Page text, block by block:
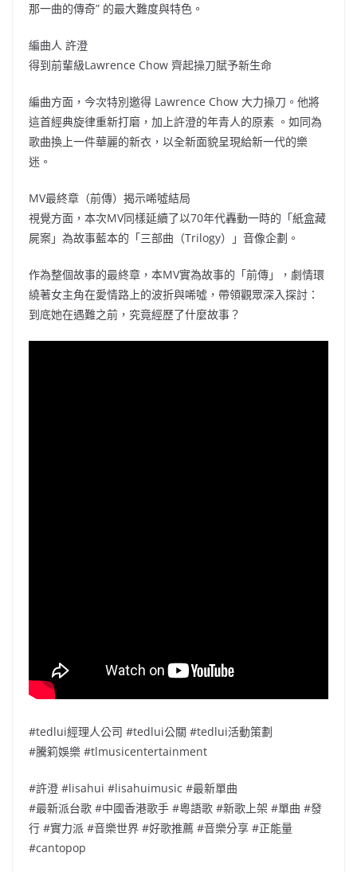
那一曲的傳奇” 的最大難度與特色。
編曲人 許澄
得到前輩級Lawrence Chow 齊起操刀賦予新生命
編曲方面，今次特別邀得 Lawrence Chow 大力操刀。他將
這首經典旋律重新打磨，加上許澄的年青人的原素 。如同為
歌曲換上一件華麗的新衣，以全新面貌呈現給新一代的樂
迷。
MV最終章（前傳）揭示唏噓結局
視覺方面，本次MV同樣延續了以70年代轟動一時的「紙盒藏
屍案」為故事藍本的「三部曲（Trilogy）」音像企劃。
作為整個故事的最終章，本MV實為故事的「前傳」，劇情環
繞著女主角在愛情路上的波折與唏噓，帶領觀眾深入探討：
到底她在遇難之前，究竟經歷了什麼故事？
#tedlui經理人公司 #tedlui公關 #tedlui活動策劃
#騰筣娛樂 #tlmusicentertainment
#許澄 #lisahui #lisahuimusic #最新單曲
#最新派台歌 #中國香港歌手 #粵語歌 #新歌上架 #單曲 #發
行 #實力派 #音樂世界 #好歌推薦 #音樂分享 #正能量
#cantopop